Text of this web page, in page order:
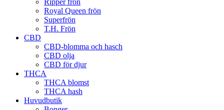
Royal Queen frön
Superfrön
T.H. Frön
CBD
CBD-blomma och hasch
CBD olja
CBD för djur
THCA
THCA blomst
THCA hash
Huvudbutik